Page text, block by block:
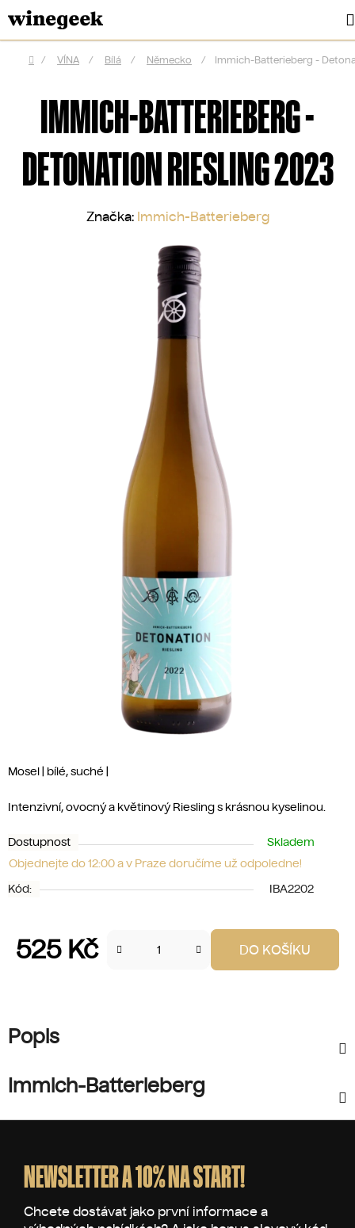
Přejít
na
obsah
Domů
/ VÍNA / Bílá / Německo / Immich-Batterieberg -
Mosel | bílé, suché |
Intenzivní, ovocný a květinový Riesling s krásnou kyselinou.
Dostupnost
Skladem
Objednejte do 12:00 a v Praze doručíme už odpoledne!
Kód:
IBA2202
525 Kč DO KOŠÍKU
IMMICH-BATTERIEBERG -
DETONATION RIESLING 2023
Značka: Immich-Batterieberg
Popis
Immich-Batterieberg
NEWSLETTER A 10% NA START!